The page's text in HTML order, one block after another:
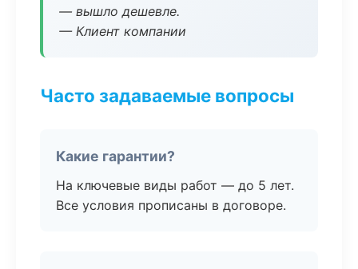
— вышло дешевле.
— Клиент компании
Часто задаваемые вопросы
Какие гарантии?
На ключевые виды работ — до 5 лет.
Все условия прописаны в договоре.